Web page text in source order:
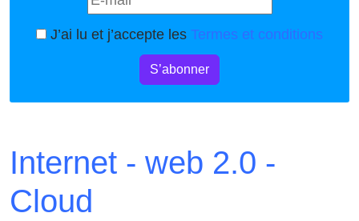
J’ai lu et j’accepte les Termes et conditions
S’abonner
Internet - web 2.0 -
Cloud